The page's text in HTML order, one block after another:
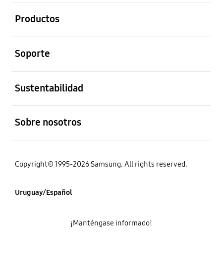
Productos
Soporte
Sustentabilidad
Sobre nosotros
Copyright© 1995-2026 Samsung. All rights reserved.
Uruguay/Español
¡Manténgase informado!